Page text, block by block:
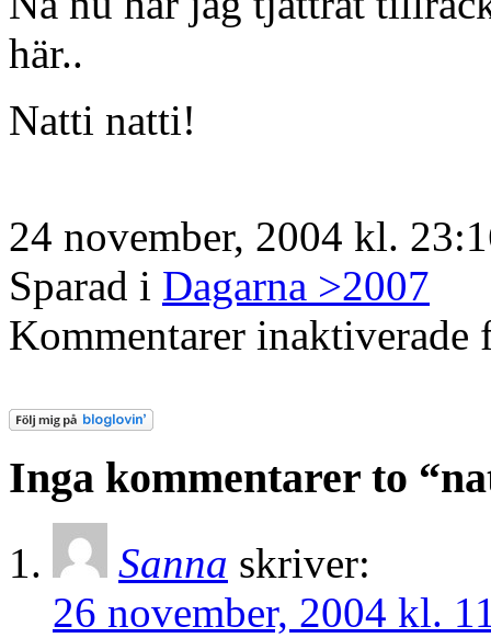
här..
Natti natti!
24 november, 2004 kl.
Sparad i Dagarna >2007
Kommentarer inaktiverade
Inga kommentarer to
Sanna skriver:
26 november, 2004 kl.